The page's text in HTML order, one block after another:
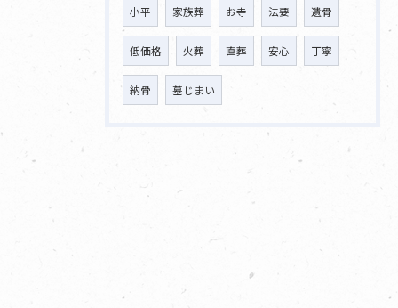
小平 家族葬 お寺 法要 遺骨
低価格 火葬 直葬 安心 丁寧
納骨 墓じまい